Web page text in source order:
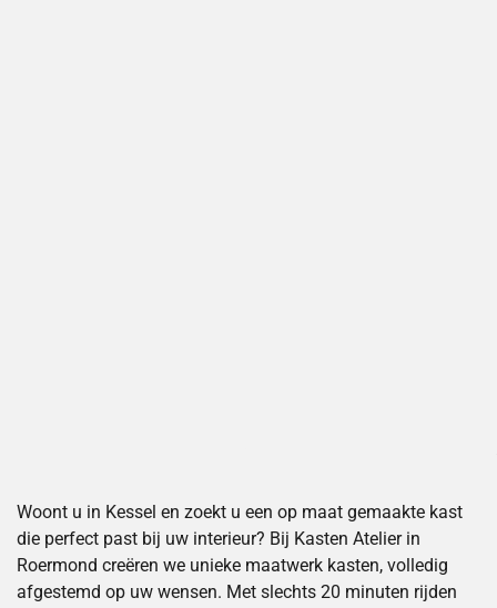
Woont u in Kessel en zoekt u een op maat gemaakte kast
die perfect past bij uw interieur? Bij Kasten Atelier in
Roermond creëren we unieke maatwerk kasten, volledig
afgestemd op uw wensen. Met slechts 20 minuten rijden